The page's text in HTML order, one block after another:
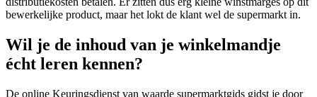
bewerkelijke product, maar het lokt de klant wel de supermarkt in.
Wil je de inhoud van je winkelmandje
écht leren kennen?
De online Keuringsdienst van waarde supermarktgids gidst je door